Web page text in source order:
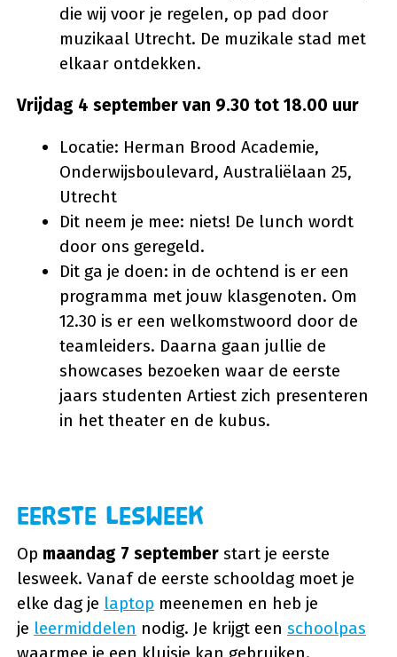
die wij voor je regelen, op pad door
muzikaal Utrecht. De muzikale stad met
elkaar ontdekken.
Vrijdag 4 september van 9.30 tot 18.00 uur
Locatie: Herman Brood Academie,
Onderwijsboulevard, Australiëlaan 25,
Utrecht
Dit neem je mee: niets! De lunch wordt
door ons geregeld.
Dit ga je doen: in de ochtend is er een
programma met jouw klasgenoten. Om
12.30 is er een welkomstwoord door de
teamleiders. Daarna gaan jullie de
showcases bezoeken waar de eerste
jaars studenten Artiest zich presenteren
in het theater en de kubus.
Eerste lesweek
Op maandag 7 september start je eerste
lesweek. Vanaf de eerste schooldag moet je
elke dag je laptop meenemen en heb je
je leermiddelen nodig. Je krijgt een schoolpas